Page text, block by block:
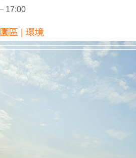
17:00
區 | 環境